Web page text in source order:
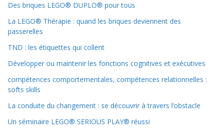
Des briques LEGO® DUPLO® pour tous
La LEGO® Thérapie : quand les briques deviennent des
passerelles
TND : les étiquettes qui collent
Développer ou maintenir les fonctions cognitives et exécutives
compétences comportementales, compétences relationnelles :
softs skills
La conduite du changement : se découvrir à travers l’obstacle
Un séminaire LEGO® SERIOUS PLAY® réussi